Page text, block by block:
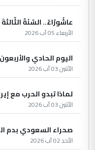
عاشُورْاءُ.. السّنَةُ
الأربعاء 05 آب 2026
اليوم الحادي والأربعون
الأثنين 03 آب 2026
لماذا تبدو الحرب مع
الأثنين 03 آب 2026
صحراء السعودي بدم
الأحد 02 آب 2026